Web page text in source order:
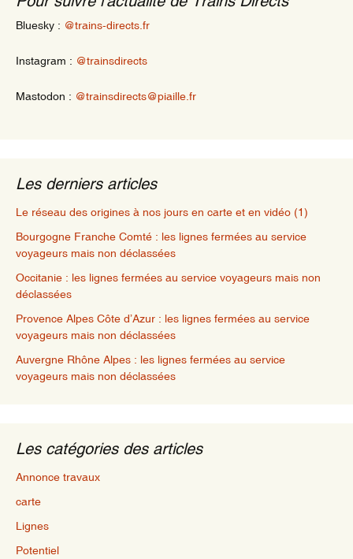
Bluesky : @trains-directs.fr
Instagram : @trainsdirects
Mastodon : @trainsdirects@piaille.fr
Les derniers articles
Le réseau des origines à nos jours en carte et en vidéo (1)
Bourgogne Franche Comté : les lignes fermées au service
voyageurs mais non déclassées
Occitanie : les lignes fermées au service voyageurs mais non
déclassées
Provence Alpes Côte d’Azur : les lignes fermées au service
voyageurs mais non déclassées
Auvergne Rhône Alpes : les lignes fermées au service
voyageurs mais non déclassées
Les catégories des articles
Annonce travaux
carte
Lignes
Potentiel